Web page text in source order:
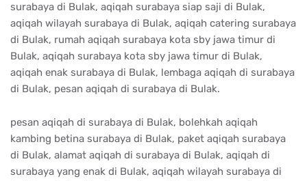
surabaya di Bulak, aqiqah surabaya siap saji di Bulak,
aqiqah wilayah surabaya di Bulak, aqiqah catering surabaya
di Bulak, rumah aqiqah surabaya kota sby jawa timur di
Bulak, aqiqah surabaya kota sby jawa timur di Bulak,
aqiqah enak surabaya di Bulak, lembaga aqiqah di surabaya
di Bulak, pesan aqiqah di surabaya di Bulak.
pesan aqiqah di surabaya di Bulak, bolehkah aqiqah
kambing betina surabaya di Bulak, paket aqiqah surabaya
di Bulak, alamat aqiqah di surabaya di Bulak, aqiqah di
surabaya yang enak di Bulak, aqiqah wilayah surabaya di